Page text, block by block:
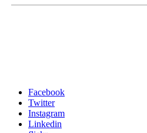
Facebook
Twitter
Instagram
Linkedin